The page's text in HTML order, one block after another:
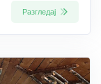
Разгледај